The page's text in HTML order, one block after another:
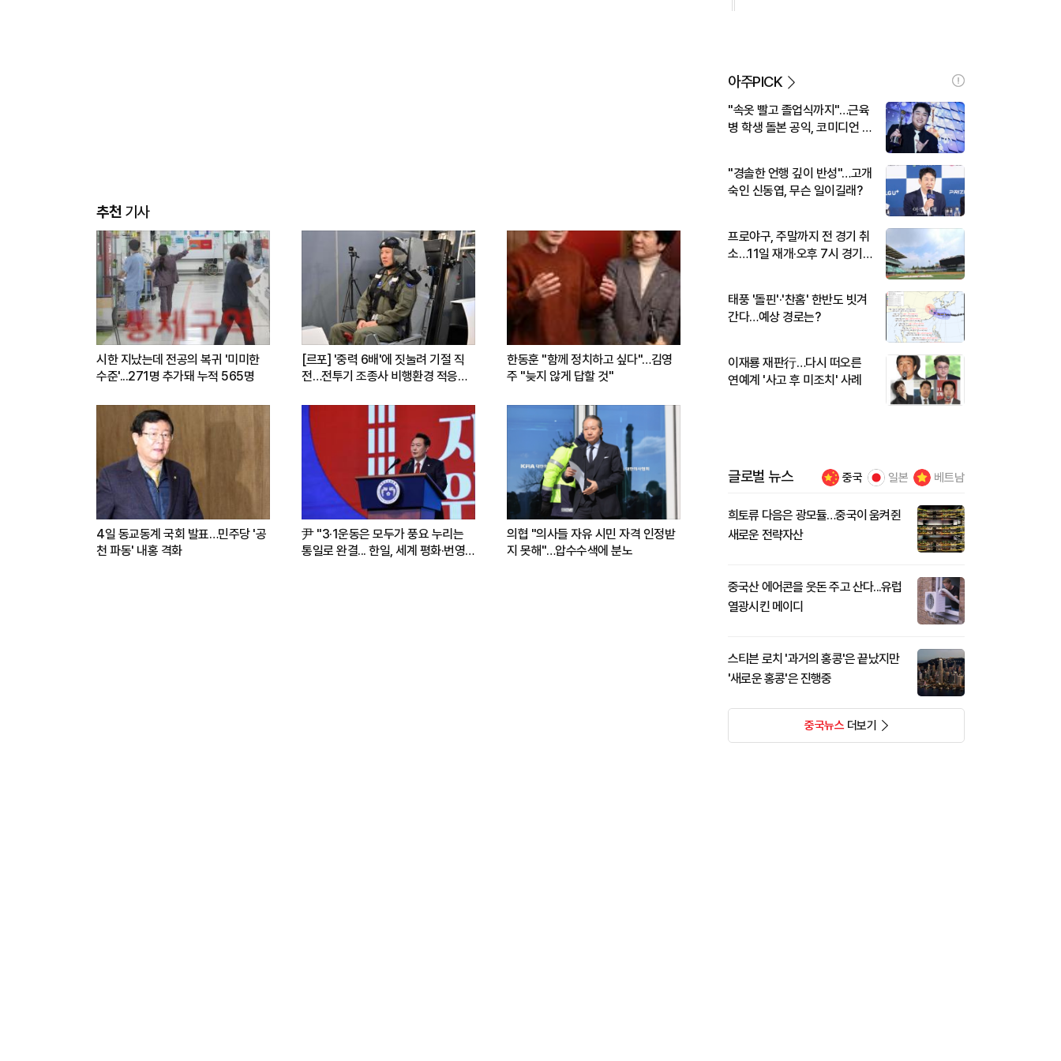
추천기사
시한 지났는데 전공의 복귀 '미미한
수준'...271명 추가돼 누적 565명
[르포] '중력 6배'에 짓눌려 기절 직
전…전투기 조종사 비행환경 적응훈
한동훈 "함께 정치하고 싶다"…김영
주 "늦지 않게 답할 것"
4일 동교동계 국회 발표…민주당 '공
천 파동' 내홍 격화
尹 "3·1운동은 모두가 풍요 누리는
통일로 완결... 한일, 세계 평화·번영
의협 "의사들 자유 시민 자격 인정받
지 못해"…압수수색에 분노
아주PICK
"속옷 빨고 졸업식까지"…근육
병 학생 돌본 공익, 코미디언 김
"경솔한 언행 깊이 반성"…고개
숙인 신동엽, 무슨 일이길래?
프로야구, 주말까지 전 경기 취
소…11일 재개·오후 7시 경기
태풍 '돌핀'·'찬홈' 한반도 빗겨
간다…예상 경로는?
이재룡 재판行…다시 떠오른
연예계 '사고 후 미조치' 사례
글로벌 뉴스 중국 일본 베트남
희토류 다음은 광모듈…중국이 움켜쥔
새로운 전략자산
중국산 에어콘을 웃돈 주고 산다...유럽
열광시킨 메이디
스티븐 로치 '과거의 홍콩'은 끝났지만
'새로운 홍콩'은 진행중
중국뉴스더보기